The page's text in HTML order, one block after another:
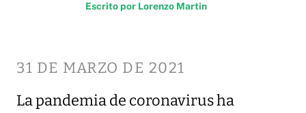
Escrito por Lorenzo Martin
31 DE MARZO DE 2021
La pandemia de coronavirus ha